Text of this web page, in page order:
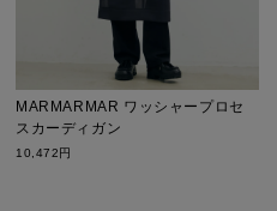
MARMARMAR ワッシャープロセ
スカーディガン
10,472円